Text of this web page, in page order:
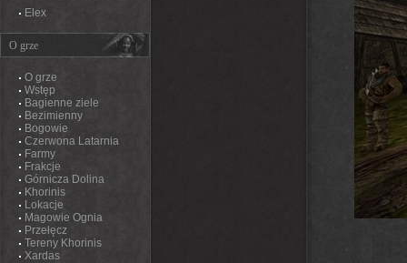
Elex
O grze
O grze
Wstęp
Bagienne ziele
Bezimienny
Bogowie
Czerwona Latarnia
Farmy
Frakcje
Górnicza Dolina
Khorinis
Lokacje
Magowie Ognia
Przełęcz
Tereny Khorinis
Xardas